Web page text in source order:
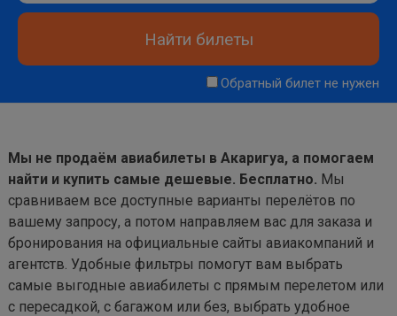
Найти билеты
Обратный билет не нужен
Мы не продаём авиабилеты в Акаригуа, а помогаем
найти и купить самые дешевые. Бесплатно. Мы
сравниваем все доступные варианты перелётов по
вашему запросу, а потом направляем вас для заказа и
бронирования на официальные сайты авиакомпаний и
агентств. Удобные фильтры помогут вам выбрать
самые выгодные авиабилеты с прямым перелетом или
с пересадкой, с багажом или без, выбрать удобное